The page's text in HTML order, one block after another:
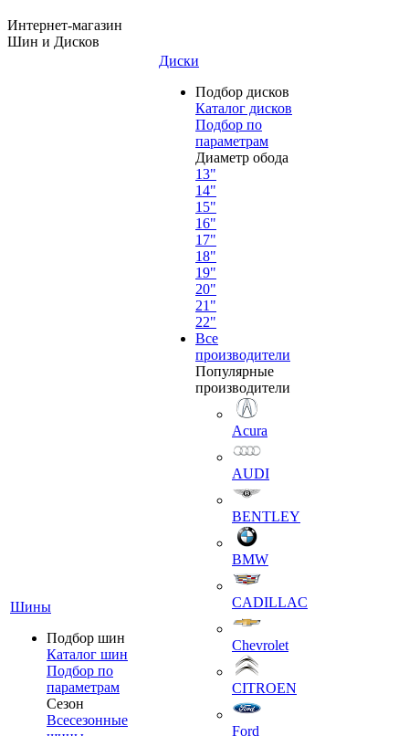
Интернет-магазин
Шин и Дисков
Шины
Подбор шин
Каталог шин
Подбор по
параметрам
Сезон
Всесезонные
Диски
Подбор дисков
Каталог дисков
Подбор по
параметрам
Диаметр обода
13"
14"
15"
16"
17"
18"
19"
20"
21"
22"
Все
производители
Популярные
производители
Acura
AUDI
BENTLEY
BMW
CADILLAC
Chevrolet
CITROEN
Ford